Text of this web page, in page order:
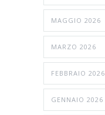
MAGGIO 2026
MARZO 2026
FEBBRAIO 2026
GENNAIO 2026